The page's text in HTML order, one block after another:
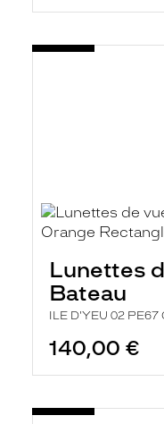
Lunettes
Bateau
ILE D'YEU 02
140,00 €